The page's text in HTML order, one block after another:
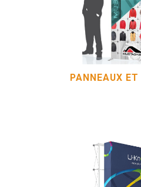
PANNEAUX